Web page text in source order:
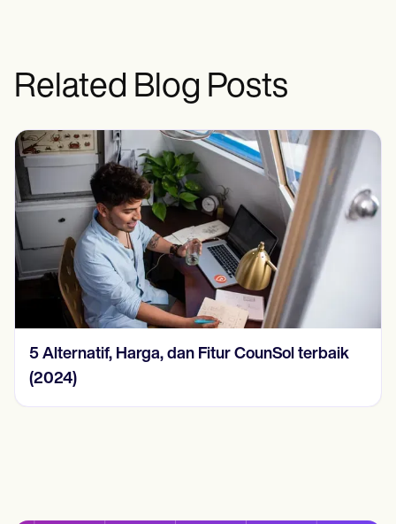
Related Blog Posts
5 Alternatif, Harga, dan Fitur CounSol terbaik
(2024)